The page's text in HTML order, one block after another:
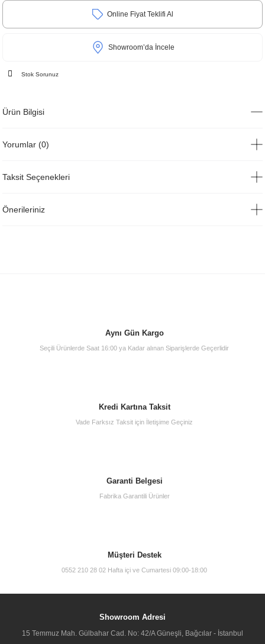
Online Fiyat Teklifi Al
Showroom’da İncele
Stok Sorunuz
Ürün Bilgisi
Yorumlar (0)
Taksit Seçenekleri
Önerileriniz
Aynı Gün Kargo
Seçili Ürünlerde Saat 16:00 ya Kadar alınan Siparişlerde Geçerlidir
Kredi Kartına Taksit
Vade Farksız Taksit için İletişime Geçiniz
Garanti Belgesi
Fabrika Garantili Ürünler
Müşteri Destek
0552 210 28 02 Hafta içi ve Cumartesi 09:00-18:00
Showroom Adresi
15 Temmuz Mah. Gülbahar Cad. No: 42/A Güneşli, Bağcılar - İstanbul